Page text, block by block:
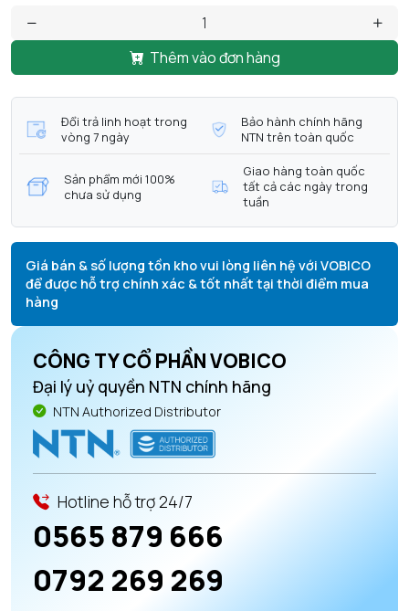
Thêm vào đơn hàng
Đổi trả linh hoạt trong
vòng 7 ngày
Bảo hành chính hãng
NTN trên toàn quốc
Sản phẩm mới 100%
chưa sử dụng
Giao hàng toàn quốc
tất cả các ngày trong
tuần
Giá bán & số lượng tồn kho vui lòng liên hệ với VOBICO
để được hỗ trợ chính xác & tốt nhất tại thời điểm mua
hàng
CÔNG TY CỔ PHẦN VOBICO
Đại lý uỷ quyền NTN chính hãng
NTN Authorized Distributor
Hotline hỗ trợ 24/7
0565 879 666
0792 269 269